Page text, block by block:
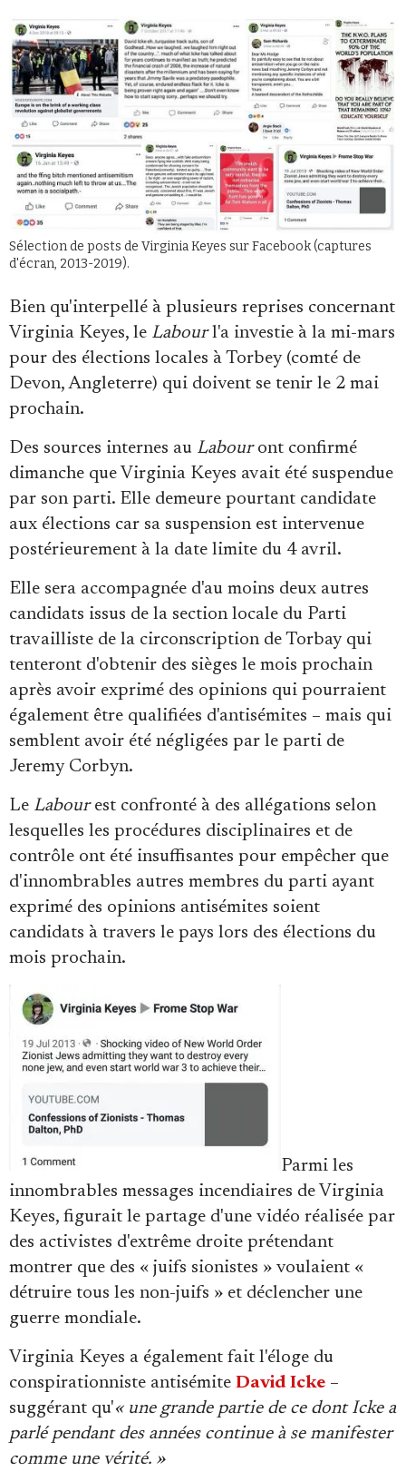
Sélection de posts de Virginia Keyes sur Facebook (captures
d'écran, 2013-2019).
Bien qu'interpellé à plusieurs reprises concernant
Virginia Keyes, le Labourl'a investie à la mi-mars
pour des élections locales à Torbey (comté de
Devon, Angleterre) qui doivent se tenir le 2 mai
prochain.
Des sources internes au Labouront confirmé
dimanche que Virginia Keyes avait été suspendue
par son parti. Elle demeure pourtant candidate
aux élections car sa suspension est intervenue
postérieurement à la date limite du 4 avril.
Elle sera accompagnée d'au moins deux autres
candidats issus de la section locale du Parti
travailliste de la circonscription de Torbay qui
tenteront d'obtenir des sièges le mois prochain
après avoir exprimé des opinions qui pourraient
également être qualifiées d'antisémites – mais qui
semblent avoir été négligées par le parti de
Jeremy Corbyn.
Le Labourest confronté à des allégations selon
lesquelles les procédures disciplinaires et de
contrôle ont été insuffisantes pour empêcher que
d'innombrables autres membres du parti ayant
exprimé des opinions antisémites soient
candidats à travers le pays lors des élections du
mois prochain.
Parmi les
innombrables messages incendiaires de Virginia
Keyes, figurait le partage d'une vidéo réalisée par
des activistes d'extrême droite prétendant
montrer que des « juifs sionistes » voulaient «
détruire tous les non-juifs » et déclencher une
guerre mondiale.
Virginia Keyes a également fait l'éloge du
conspirationniste antisémite David Icke –
suggérant qu'« une grande partie de ce dont Icke a
parlé pendant des années continue à se manifester
comme une vérité. »